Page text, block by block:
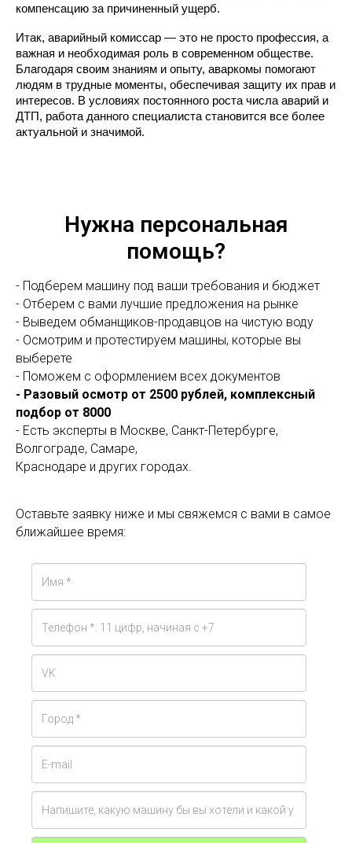
компенсацию за причиненный ущерб.
Итак, аварийный комиссар — это не просто профессия, а
важная и необходимая роль в современном обществе.
Благодаря своим знаниям и опыту, аваркомы помогают
людям в трудные моменты, обеспечивая защиту их прав и
интересов. В условиях постоянного роста числа аварий и
ДТП, работа данного специалиста становится все более
актуальной и значимой.
Нужна персональная
помощь?
- Подберем машину под ваши требования и бюджет
- Отберем с вами лучшие предложения на рынке
- Выведем обманщиков-продавцов на чистую воду
- Осмотрим и протестируем машины, которые вы
выберете
- Поможем с оформлением всех документов
- Разовый осмотр от 2500 рублей, комплексный
подбор от 8000
- Есть эксперты в Москве, Санкт-Петербурге,
Волгограде, Самаре,
Краснодаре и других городах.
Оставьте заявку ниже и мы свяжемся с вами в самое
ближайшее время: